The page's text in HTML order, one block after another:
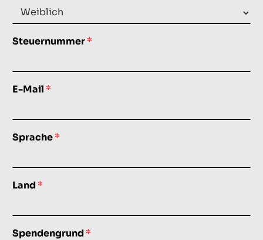
Steuernummer*
E-Mail *
Sprache*
Land *
Spendengrund *